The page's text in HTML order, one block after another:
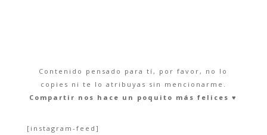
Contenido pensado para tí, por favor, no lo
copies ni te lo atribuyas sin mencionarme.
Compartir nos hace un poquito más felices ♥︎
[instagram-feed]